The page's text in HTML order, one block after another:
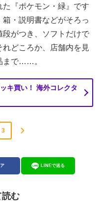
『ポケモン・緑』です
・説明書などがそろっ
がつき、ソフトだけで
れどころか、店舗内を見
まで……。
キ買い！ 海外コレクタ
3
LINEで送る
読む